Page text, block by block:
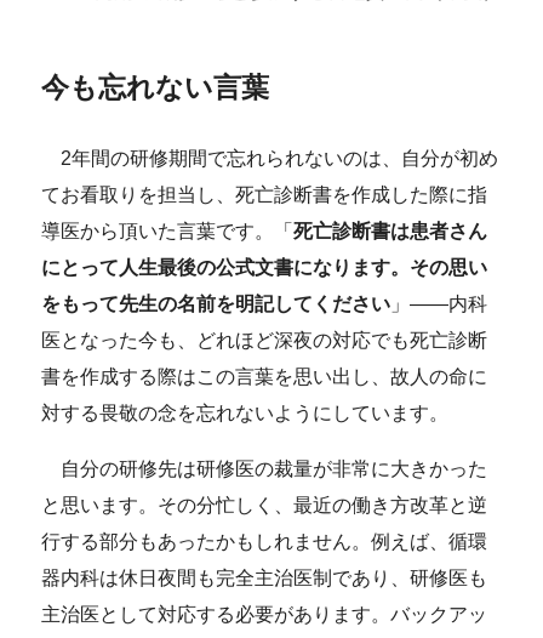
今も忘れない言葉
2年間の研修期間で忘れられないのは、自分が初め
てお看取りを担当し、死亡診断書を作成した際に指
導医から頂いた言葉です。「死亡診断書は患者さん
にとって人生最後の公式文書になります。その思い
をもって先生の名前を明記してください 」――内科
医となった今も、どれほど深夜の対応でも死亡診断
書を作成する際はこの言葉を思い出し、故人の命に
対する畏敬の念を忘れないようにしています。
自分の研修先は研修医の裁量が非常に大きかった
と思います。その分忙しく、最近の働き方改革と逆
行する部分もあったかもしれません。例えば、循環
器内科は休日夜間も完全主治医制であり、研修医も
主治医として対応する必要があります。バックアッ